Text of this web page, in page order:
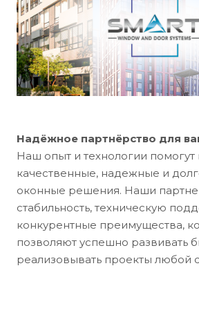
Надёжное партнёрство для
Наш опыт и технологии помогут
качественные, надежные и
оконные решения. Наши
стабильность, техническую
конкурентные преимущества,
позволяют успешно развивать
реализовывать проекты любой